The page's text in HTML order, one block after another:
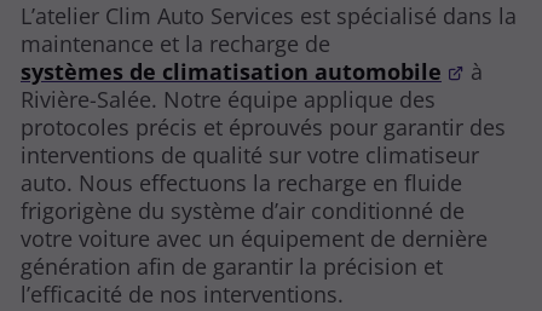
L’atelier Clim Auto Services est spécialisé dans la
maintenance et la recharge de
systèmes de climatisation automobile
à
Rivière-Salée. Notre équipe applique des
protocoles précis et éprouvés pour garantir des
interventions de qualité sur votre climatiseur
auto. Nous effectuons la recharge en fluide
frigorigène du système d’air conditionné de
votre voiture avec un équipement de dernière
génération afin de garantir la précision et
l’efficacité de nos interventions.